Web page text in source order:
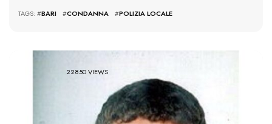
TAGS: #BARI #CONDANNA #POLIZIA LOCALE
22850 VIEWS